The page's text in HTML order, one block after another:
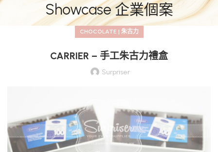
Showcase 企業個案
CHOCOLATE | 朱古力
CARRIER – 手工朱古力禮盒
Surpriser